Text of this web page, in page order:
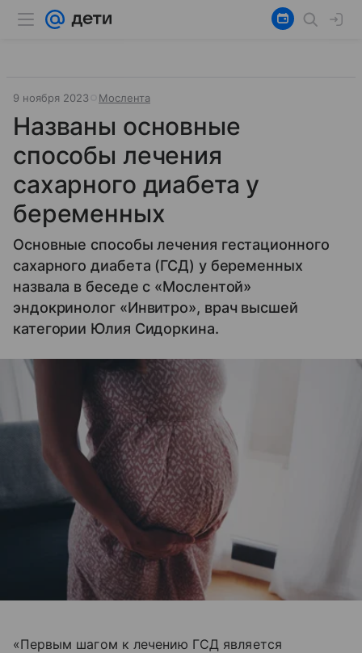
9 ноября 2023 Мослента
Названы основные
способы лечения
сахарного диабета у
беременных
Основные способы лечения гестационного
сахарного диабета (ГСД) у беременных
назвала в беседе с «Мослентой»
эндокринолог «Инвитро», врач высшей
категории Юлия Сидоркина.
«Первым шагом к лечению ГСД является